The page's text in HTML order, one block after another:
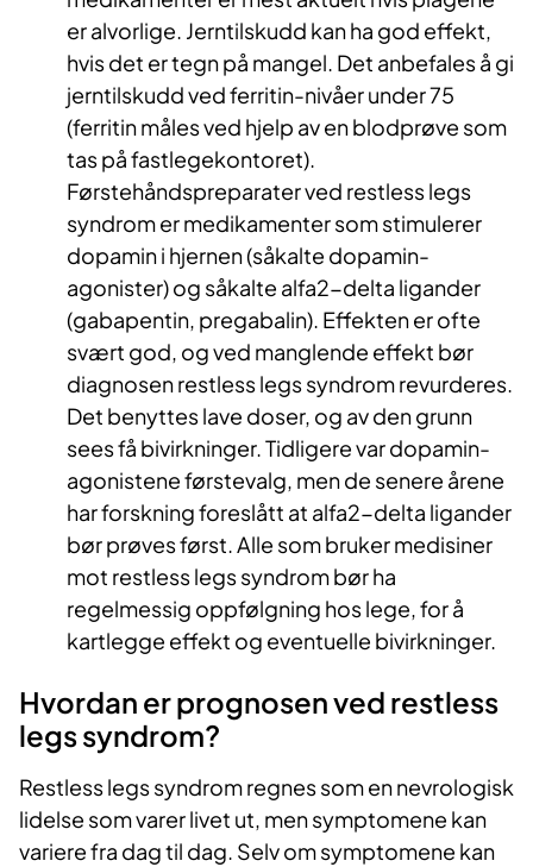
er alvorlige. Jerntilskudd kan ha god effekt,
hvis det er tegn på mangel. Det anbefales å gi
jerntilskudd ved ferritin-nivåer under 75
(ferritin måles ved hjelp av en blodprøve som
tas på fastlegekontoret).
Førstehåndspreparater ved restless legs
syndrom er medikamenter som stimulerer
dopamin i hjernen (såkalte dopamin-
agonister) og såkalte alfa2-delta ligander
(gabapentin, pregabalin). Effekten er ofte
svært god, og ved manglende effekt bør
diagnosen restless legs syndrom revurderes.
Det benyttes lave doser, og av den grunn
sees få bivirkninger. Tidligere var dopamin-
agonistene førstevalg, men de senere årene
har forskning foreslått at alfa2-delta ligander
bør prøves først. Alle som bruker medisiner
mot restless legs syndrom bør ha
regelmessig oppfølgning hos lege, for å
kartlegge effekt og eventuelle bivirkninger.
Hvordan er prognosen ved restless
legs syndrom?
Restless legs syndrom regnes som en nevrologisk
lidelse som varer livet ut, men symptomene kan
variere fra dag til dag. Selv om symptomene kan